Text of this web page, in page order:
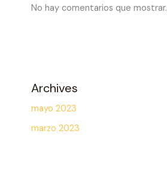
No hay comentarios que mostrar.
Archives
mayo 2023
marzo 2023